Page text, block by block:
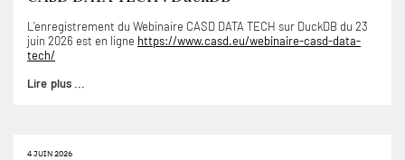
L’enregistrement du Webinaire CASD DATA TECH sur DuckDB du 23
juin 2026 est en ligne https://www.casd.eu/webinaire-casd-data-
tech/
Lire plus ...
4 JUIN 2026